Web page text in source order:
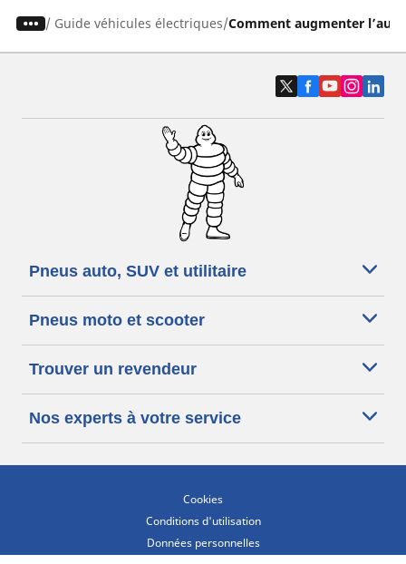
/ Guide véhicules électriques Comment augmenter
Pneus auto, SUV et utilitaire
Pneus moto et scooter
Trouver un revendeur
Nos experts à votre service
Cookies
Conditions d'utilisation
Données personnelles